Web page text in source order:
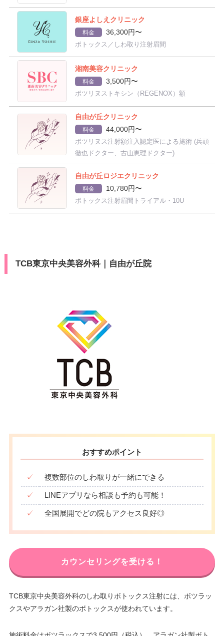
銀座よしえクリニック
料金 36,300円〜
ボトックス／しわ取り注射眉間
湘南美容クリニック
料金 3,500円〜
ボツリヌストキシン（REGENOX）額
自由が丘クリニック
料金 44,000円〜
ボツリヌス注射額注入認定医による施術 (兵頭
徹也ドクター、古山恵理ドクター)
自由が丘ロジエクリニック
料金 10,780円〜
ボトックス注射眉間トライアル・10U
TCB東京中央美容外科｜自由が丘院
おすすめポイント
✓ 複数部位のしわ取りが一緒にできる
✓ LINEアプリなら相談も予約も可能！
✓ 全国展開でどの院もアクセス良好◎
カウンセリングを受ける！
TCB東京中央美容外科のしわ取りボトックス注射には、ボツラッ
クスやアラガン社製のボトックスが使われています。